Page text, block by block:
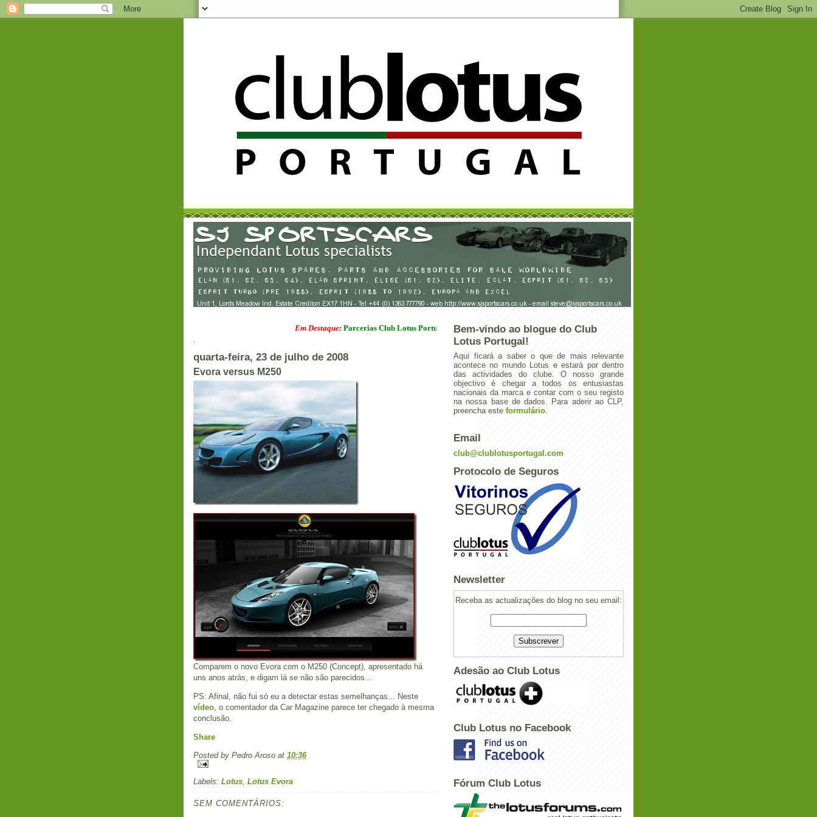
Em Destaque:Parcerias Club Lotus Portugal
quarta-feira, 23 de julho de 2008
Evora versus M250
Comparem o novo Evora com o M250 (Concept), apresentado há
uns anos atrás, e digam lá se não são parecidos...
PS: Afinal, não fui só eu a detectar estas semelhanças... Neste
vídeo , o comentador da Car Magazine parece ter chegado à mesma
conclusão.
Share
Posted by Pedro Aroso at 10:36
Labels: Lotus Lotus Evora
SEM COMENTÁRIOS:
Bem-vindo ao blogue do Club
Lotus Portugal!
Aqui ficará a saber o que de mais relevante
acontece no mundo Lotus e estará por dentro
das actividades do clube. O nosso grande
objectivo é chegar a todos os entusiastas
nacionais da marca e contar com o seu registo
na nossa base de dados. Para aderir ao CLP,
preencha este formulário.
Email
club@clublotusportugal.com
Protocolo de Seguros
Newsletter
Receba as actualizações do blog no seu email:
Adesão ao Club Lotus
Club Lotus no Facebook
Fórum Club Lotus